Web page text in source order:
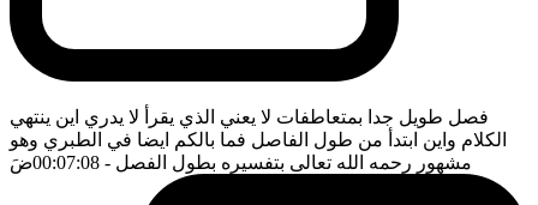
فصل طويل جدا بمتعاطفات لا يعني الذي يقرأ لا يدري اين ينتهي
الكلام واين ابتدأ من طول الفاصل فما بالكم ايضا في الطبري وهو
مشهور رحمه الله تعالى بتفسيره بطول الفصل - 00:07:08 ضَ